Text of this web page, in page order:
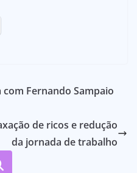
com Fernando Sampaio
de ricos e redução
da jornada de trabalho